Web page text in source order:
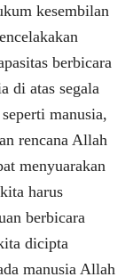
kesembilan
berbicara
di atas segala
manusia,
rencana Allah
menyuarakan
harus
berbicara
dicipta
manusia Allah